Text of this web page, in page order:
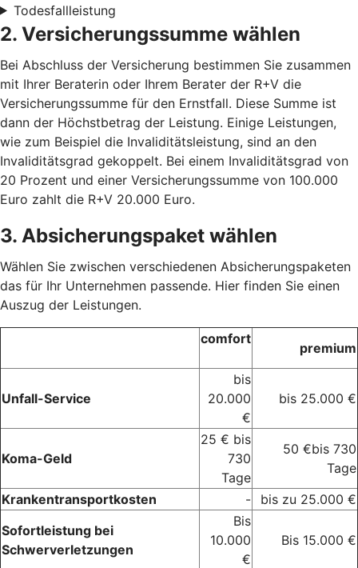
Todesfallleistung
2. Versicherungssumme wählen
Bei Abschluss der Versicherung bestimmen Sie zusammen
mit Ihrer Beraterin oder Ihrem Berater der R+V die
Versicherungssumme für den Ernstfall. Diese Summe ist
dann der Höchstbetrag der Leistung. Einige Leistungen,
wie zum Beispiel die Invaliditätsleistung, sind an den
Invaliditätsgrad gekoppelt. Bei einem Invaliditätsgrad von
20 Prozent und einer Versicherungssumme von 100.000
Euro zahlt die R+V 20.000 Euro.
3. Absicherungspaket wählen
Wählen Sie zwischen verschiedenen Absicherungspaketen
das für Ihr Unternehmen passende. Hier finden Sie einen
Auszug der Leistungen.
comfort
premium
Unfall-Service
bis
20.000
€
bis 25.000 €
Koma-Geld
25 € bis
730
Tage
50 €bis 730
Tage
Krankentransportkosten
-
bis zu 25.000 €
Sofortleistung bei
Schwerverletzungen
Bis
10.000
€
Bis 15.000 €